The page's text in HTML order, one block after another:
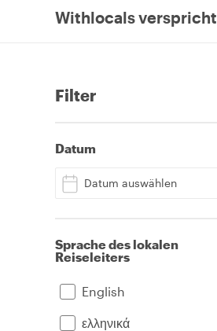
Withlocals verspricht
Filter
Datum
Datum auswählen
Sprache des lokalen
Reiseleiters
English
ελληνικά